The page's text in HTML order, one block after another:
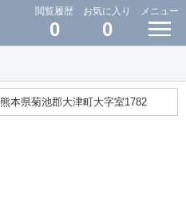
閲覧履歴
0
お気に入り
0
メニュー
熊本県菊池郡大津町大字室1782